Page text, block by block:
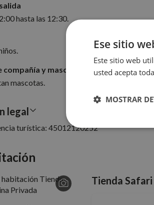
hasta las 12:30.
compañía y mascotas
mascotas.
legal
turística: 45012120252
Tienda
Ese sitio
Este sitio web
usted acepta
MOSTRAR
Cookies